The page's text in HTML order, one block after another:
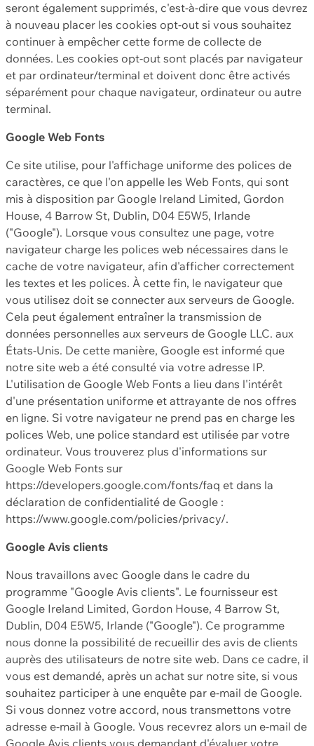
seront également supprimés, c'est-à-dire que vous devrez
à nouveau placer les cookies opt-out si vous souhaitez
continuer à empêcher cette forme de collecte de
données. Les cookies opt-out sont placés par navigateur
et par ordinateur/terminal et doivent donc être activés
séparément pour chaque navigateur, ordinateur ou autre
terminal.
Google Web Fonts
Ce site utilise, pour l'affichage uniforme des polices de
caractères, ce que l'on appelle les Web Fonts, qui sont
mis à disposition par Google Ireland Limited, Gordon
House, 4 Barrow St, Dublin, D04 E5W5, Irlande
("Google"). Lorsque vous consultez une page, votre
navigateur charge les polices web nécessaires dans le
cache de votre navigateur, afin d'afficher correctement
les textes et les polices. À cette fin, le navigateur que
vous utilisez doit se connecter aux serveurs de Google.
Cela peut également entraîner la transmission de
données personnelles aux serveurs de Google LLC. aux
États-Unis. De cette manière, Google est informé que
notre site web a été consulté via votre adresse IP.
L'utilisation de Google Web Fonts a lieu dans l'intérêt
d'une présentation uniforme et attrayante de nos offres
en ligne. Si votre navigateur ne prend pas en charge les
polices Web, une police standard est utilisée par votre
ordinateur. Vous trouverez plus d'informations sur
Google Web Fonts sur
https://developers.google.com/fonts/faq et dans la
déclaration de confidentialité de Google :
https://www.google.com/policies/privacy/.
Google Avis clients
Nous travaillons avec Google dans le cadre du
programme "Google Avis clients". Le fournisseur est
Google Ireland Limited, Gordon House, 4 Barrow St,
Dublin, D04 E5W5, Irlande ("Google"). Ce programme
nous donne la possibilité de recueillir des avis de clients
auprès des utilisateurs de notre site web. Dans ce cadre, il
vous est demandé, après un achat sur notre site, si vous
souhaitez participer à une enquête par e-mail de Google.
Si vous donnez votre accord, nous transmettons votre
adresse e-mail à Google. Vous recevrez alors un e-mail de